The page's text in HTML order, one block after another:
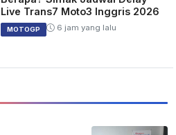
Live Trans7 Moto3 Inggris 2026
MOTOGP 6 jam yang lalu